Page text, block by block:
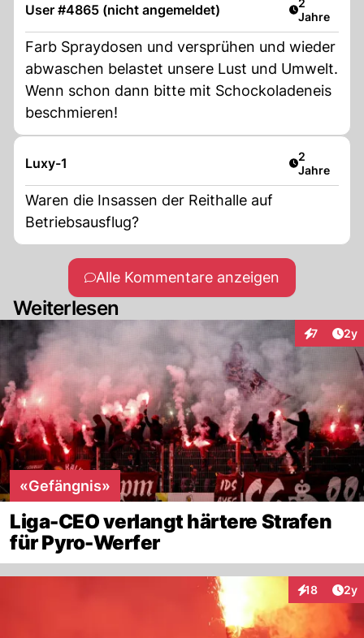
User #4865 (nicht angemeldet)
2
Jahre
Farb Spraydosen und versprühen und wieder
abwaschen belastet unsere Lust und Umwelt.
Wenn schon dann bitte mit Schockoladeneis
beschmieren!
Luxy-1 Artikel
2
Jahre
Waren die Insassen der Reithalle auf
Betriebsausflug?
Alle Kommentare anzeigen
Weiterlesen
7 2y
«Gefängnis»
Liga-CEO verlangt härtere Strafen
für Pyro-Werfer
18 2y